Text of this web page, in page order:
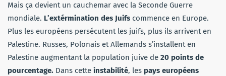
Mais ça devient un cauchemar avec la Seconde Guerre
mondiale. L’extérmination des Juifs commence en Europe.
Plus les européens persécutent les juifs, plus ils arrivent en
Palestine. Russes, Polonais et Allemands s’installent en
Palestine augmentant la population juive de 20 points de
pourcentage. Dans cette instabilité, les pays européens